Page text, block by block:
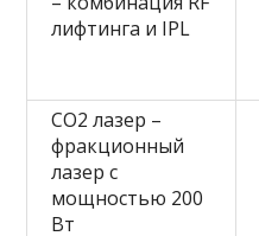
лифтинга и IPL
СО2 лазер –
фракционный
лазер с
мощностью 200
Вт